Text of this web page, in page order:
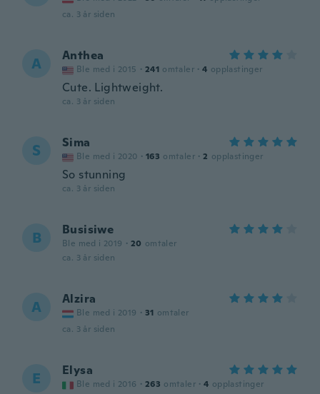
ca. 3 år siden
A Anthea
Ble med i 2015 · 241 omtaler · 4 opplastinger
Cute. Lightweight.
ca. 3 år siden
S Sima
Ble med i 2020 · 163 omtaler · 2 opplastinger
So stunning
ca. 3 år siden
B Busisiwe
Ble med i 2019 · 20 omtaler
ca. 3 år siden
A Alzira
Ble med i 2019 · 31 omtaler
ca. 3 år siden
E Elysa
Ble med i 2016 · 263 omtaler · 4 opplastinger